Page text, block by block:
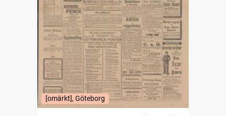
[omärkt], Göteborg